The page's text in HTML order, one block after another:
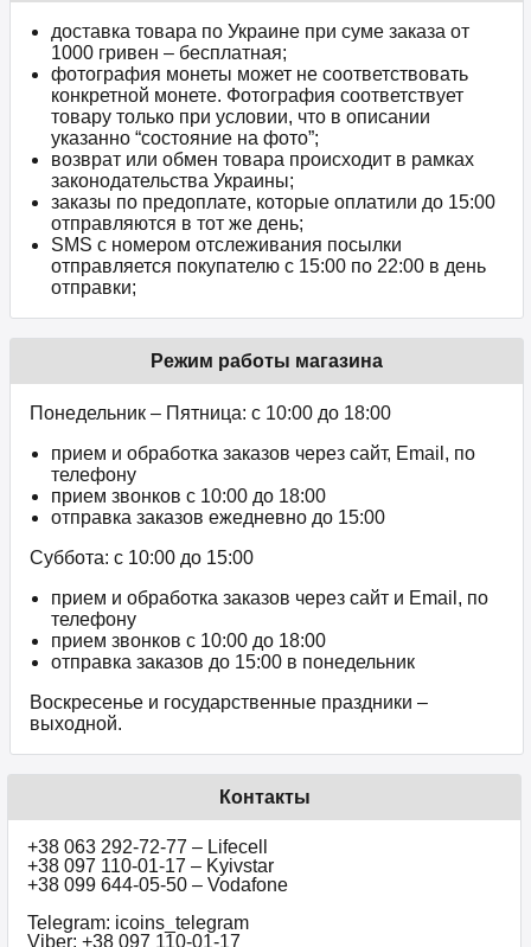
доставка товара по Украине при суме заказа от
1000 гривен – бесплатная;
фотография монеты может не соответствовать
конкретной монете. Фотография соответствует
товару только при условии, что в описании
указанно “состояние на фото”;
возврат или обмен товара происходит в рамках
законодательства Украины;
заказы по предоплате, которые оплатили до 15:00
отправляются в тот же день;
SMS с номером отслеживания посылки
отправляется покупателю с 15:00 по 22:00 в день
отправки;
Режим работы магазина
Понедельник – Пятница: с 10:00 до 18:00
прием и обработка заказов через сайт, Email, по
телефону
прием звонков c 10:00 до 18:00
отправка заказов ежедневно до 15:00
Суббота: с 10:00 до 15:00
прием и обработка заказов через сайт и Email, по
телефону
прием звонков c 10:00 до 18:00
отправка заказов до 15:00 в понедельник
Воскресенье и государственные праздники –
выходной.
Контакты
+38 063 292-72-77 – Lifecell
+38 097 110-01-17 – Kyivstar
+38 099 644-05-50 – Vodafone
Telegram: icoins_telegram
Viber: +38 097 110-01-17